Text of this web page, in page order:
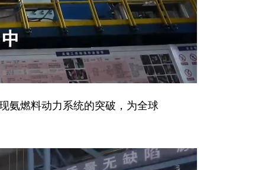
燃料动力系统的突破，为全球